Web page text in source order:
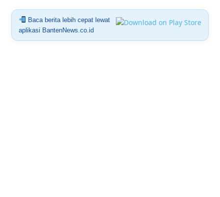
Baca berita lebih cepat lewat
aplikasi BantenNews.co.id